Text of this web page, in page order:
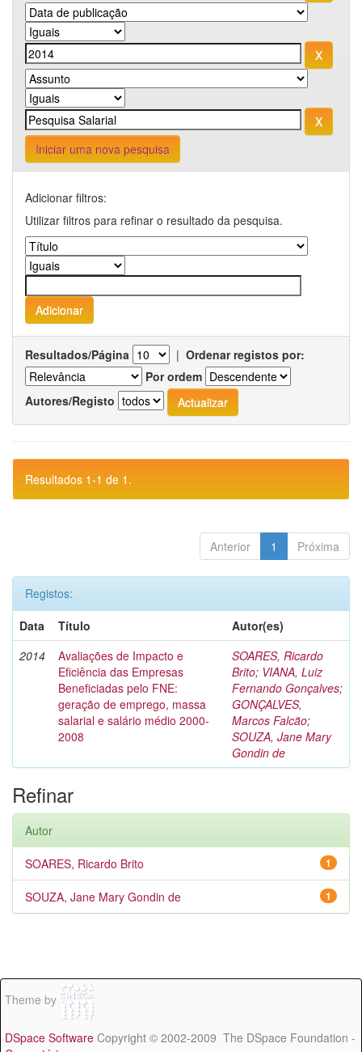
Iniciar uma nova pesquisa
Adicionar filtros:
Utilizar filtros para refinar o resultado da pesquisa.
Resultados/Página | Ordenar registos por:
Por ordem
Autores/Registo
Resultados 1-1 de 1.
Anterior 1 Próxima
Registos:
Data
Título
Autor(es)
2014
Avaliações de Impacto e
Eficiência das Empresas
Beneficiadas pelo FNE:
geração de emprego, massa
salarial e salário médio 2000-
2008
SOARES, Ricardo
Brito; VIANA, Luiz
Fernando Gonçalves;
GONÇALVES,
Marcos Falcão;
SOUZA, Jane Mary
Gondin de
Refinar
Autor
1
SOARES, Ricardo Brito
1
SOUZA, Jane Mary Gondin de
Theme by
DSpace Software Copyright © 2002-2009 The DSpace Foundation -